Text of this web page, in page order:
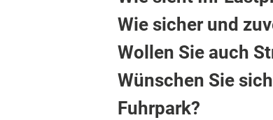
Wie sicher und
Wollen Sie auch
Wünschen Sie
Fuhrpark?